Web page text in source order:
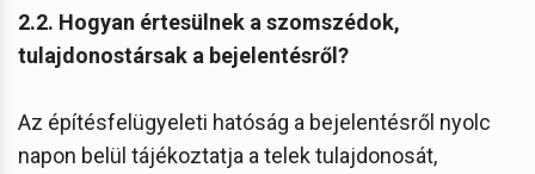
2.2. Hogyan értesülnek a szomszédok,
tulajdonostársak a bejelentésről?
Az építésfelügyeleti hatóság a bejelentésről nyolc
napon belül tájékoztatja a telek tulajdonosát,